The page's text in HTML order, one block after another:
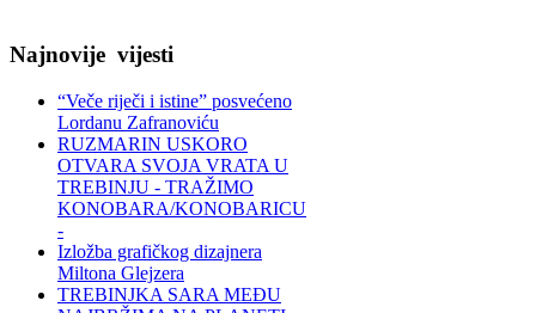
Najnovije vijesti
“Veče riječi i istine” posvećeno
Lordanu Zafranoviću
RUZMARIN USKORO
OTVARA SVOJA VRATA U
TREBINJU - TRAŽIMO
KONOBARA/KONOBARICU
-
Izložba grafičkog dizajnera
Miltona Glejzera
TREBINЈKA SARA MEĐU